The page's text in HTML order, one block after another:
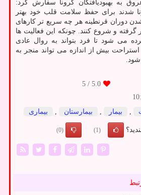
به بهبودیافتگان کرونا سفارش کرد:
شدند برای حفظ سلامت قلب خود بهتر
دوران قرنطینه هر چه سریع تر کارهای
و شروع کنند. چونکه این فعالیت ها
می شود تا فرد بتواند به روال عادی
بیش از اندازه می تواند منجر به
شود.
5.0
/ 5
بیمار بیمارستان بیماری
(1)
(0)